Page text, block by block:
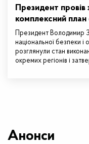
Президент
комплексний план
Президент Володимир
національної безпеки і
розглянули стан
окремих регіонів і
Анонси